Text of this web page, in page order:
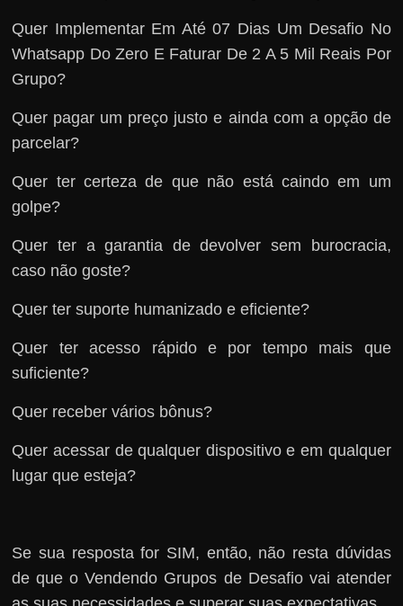
Quer Implementar Em Até 07 Dias Um Desafio No
Whatsapp Do Zero E Faturar De 2 A 5 Mil Reais Por
Grupo?
Quer pagar um preço justo e ainda com a opção de
parcelar?
Quer ter certeza de que não está caindo em um
golpe?
Quer ter a garantia de devolver sem burocracia,
caso não goste?
Quer ter suporte humanizado e eficiente?
Quer ter acesso rápido e por tempo mais que
suficiente?
Quer receber vários bônus?
Quer acessar de qualquer dispositivo e em qualquer
lugar que esteja?
Se sua resposta for SIM, então, não resta dúvidas
de que o Vendendo Grupos de Desafio vai atender